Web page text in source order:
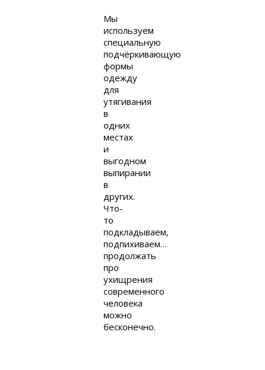
Мы
используем
специальную
подчёркивающую
формы
одежду
для
утягивания
в
одних
местах
и
выгодном
выпирании
в
других.
Что-
то
подкладываем,
подпихиваем…
продолжать
про
ухищрения
современного
человека
можно
бесконечно.